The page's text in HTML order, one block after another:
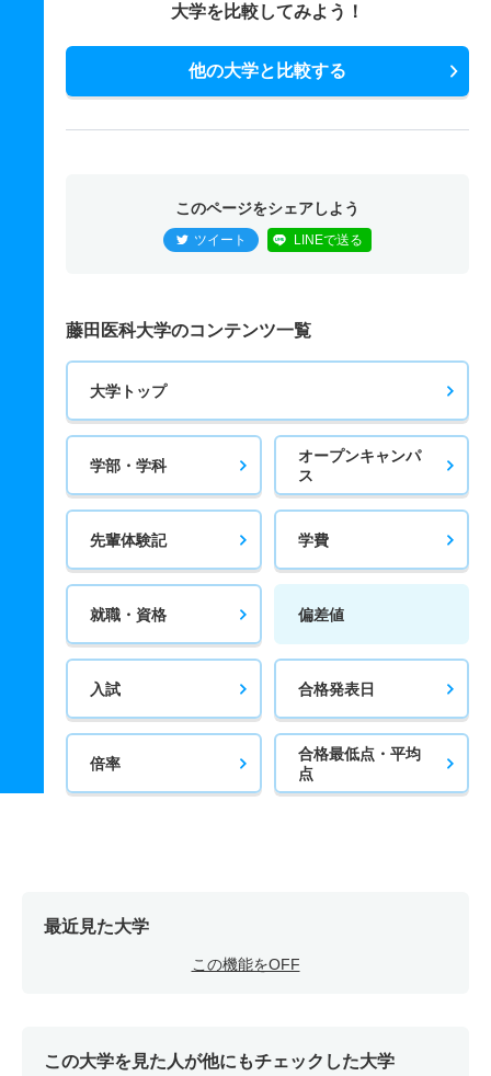
大学を比較してみよう！
他の大学と比較する
このページをシェアしよう
ツイート LINEで送る
藤田医科大学のコンテンツ一覧
大学トップ
学部・学科
オープンキャンパ
ス
先輩体験記 学費
就職・資格 偏差値
入試 合格発表日
倍率
合格最低点・平均
点
最近見た大学
この機能をOFF
この大学を見た人が他にもチェックした大学